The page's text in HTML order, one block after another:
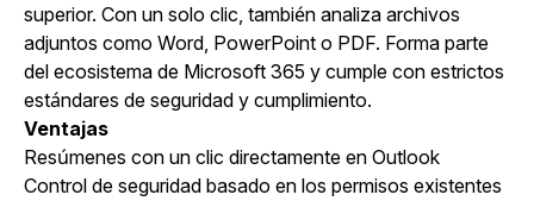
superior. Con un solo clic, también analiza archivos
adjuntos como Word, PowerPoint o PDF. Forma parte
del ecosistema de Microsoft 365 y cumple con estrictos
estándares de seguridad y cumplimiento.
Ventajas
Resúmenes con un clic directamente en Outlook
Control de seguridad basado en los permisos existentes